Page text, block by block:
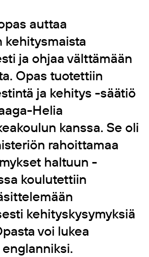
auttaa
kehitysmaista
ja ohjaa välttämään
Opas tuotettiin
ja kehitys -säätiö
Helia
kanssa. Se oli
rahoittamaa
haltuun -
koulutettiin
kehityskysymyksiä
voi lukea